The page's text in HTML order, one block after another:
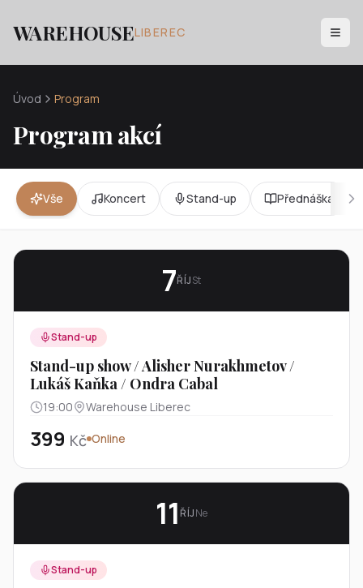
WAREHOUSELIBEREC
Úvod Program
Program akcí
Vše Koncert Stand-up Přednáška
7ŘÍJSt
Stand-up
Stand-up show / Alisher Nurakhmetov /
Lukáš Kaňka / Ondra Cabal
19:00 Warehouse Liberec
399 Kč Online
11 ŘÍJNe
Stand-up